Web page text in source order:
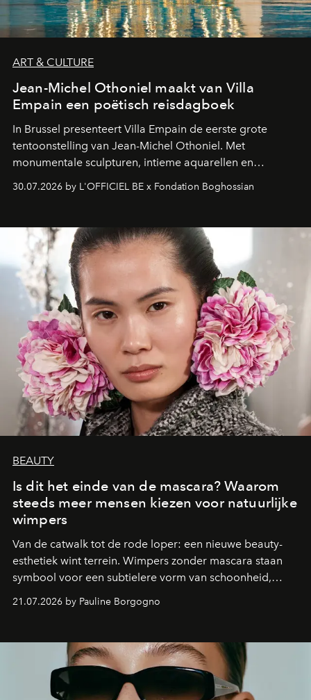
ART & CULTURE
Jean-Michel Othoniel maakt van Villa
Empain een poëtisch reisdagboek
In Brussel presenteert Villa Empain de eerste grote
tentoonstelling van Jean-Michel Othoniel. Met
monumentale sculpturen, intieme aquarellen en
fonkelend Murano-glas creëert de Franse kunstenaar
een emotionele reis waarin elk werk de herinnering
moment van verwondering.
30.07.2026 by L'OFFICIEL BE x Fondation Boghossian
BEAUTY
Is dit het einde van de mascara? Waarom
steeds meer mensen kiezen voor natuurlijke
wimpers
Van de catwalk tot de rode loper: een nieuwe beauty-
esthetiek wint terrein. Wimpers zonder mascara staan
symbool voor een subtielere vorm van schoonheid,
waarin zelfvertrouwen belangrijker is dan een overvloed
aan make-up.
21.07.2026 by Pauline Borgogno